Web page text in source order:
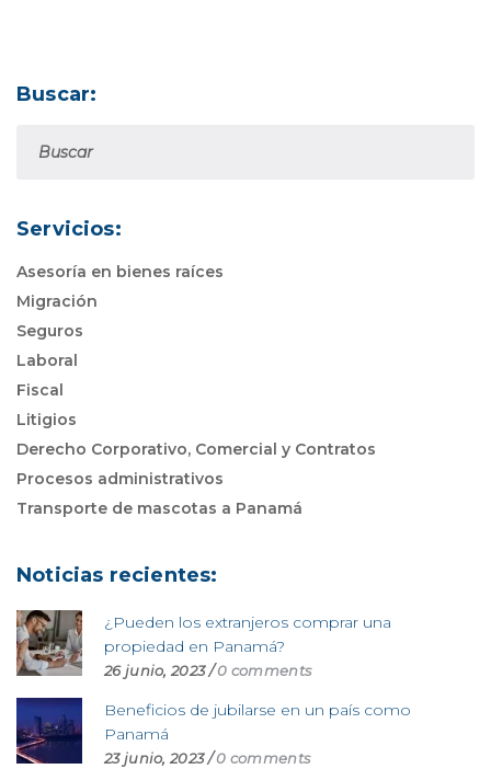
Buscar:
Servicios:
Asesoría en bienes raíces
Migración
Seguros
Laboral
Fiscal
Litigios
Derecho Corporativo, Comercial y Contratos
Procesos administrativos
Transporte de mascotas a Panamá
Noticias recientes:
¿Pueden los extranjeros comprar una
propiedad en Panamá?
26 junio, 2023 /0 comments
Beneficios de jubilarse en un país como
Panamá
23 junio, 2023 /0 comments